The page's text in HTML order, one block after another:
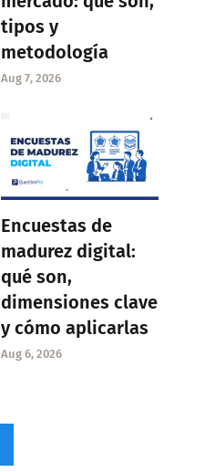
tipos y
metodología
Aug 7, 2026
Encuestas de
madurez digital:
qué son,
dimensiones clave
y cómo aplicarlas
Aug 6, 2026